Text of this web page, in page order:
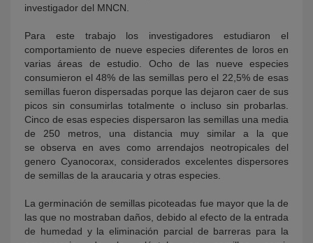
investigador del MNCN.
Para este trabajo los investigadores estudiaron el
comportamiento de nueve especies diferentes de loros en
varias áreas de estudio. Ocho de las nueve especies
consumieron el 48% de las semillas pero el 22,5% de esas
semillas fueron dispersadas porque las dejaron caer de sus
picos sin consumirlas totalmente o incluso sin probarlas.
Cinco de esas especies dispersaron las semillas una media
de 250 metros, una distancia muy similar a la que
se observa en aves como arrendajos neotropicales del
genero Cyanocorax, considerados excelentes dispersores
de semillas de la araucaria y otras especies.
La germinación de semillas picoteadas fue mayor que la de
las que no mostraban daños, debido al efecto de la entrada
de humedad y la eliminación parcial de barreras para la